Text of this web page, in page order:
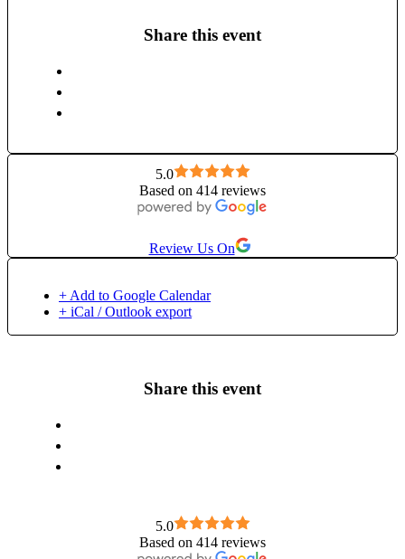
Yoga cu certificare internațională obținută la Yoga si Kids
Share this event
5.0
Based on 414 reviews
Review Us On
+ Add to Google Calendar
+ iCal / Outlook export
Share this event
5.0
Based on 414 reviews